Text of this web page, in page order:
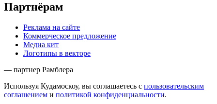
Партнёрам
Реклама на сайте
Коммерческое предложение
Медиа кит
Логотипы в векторе
— партнер Рамблера
Используя Кудамоскоу, вы соглашаетесь с пользовательским
соглашением и политикой конфиденциальности.